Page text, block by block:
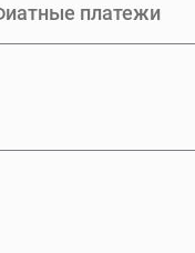
платежи